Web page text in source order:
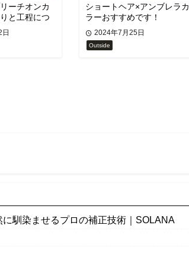
ーチオンカ
と工程につ
ショートヘア×アンブレラカ
ラーおすすめです！
2024年7月25日
Outside
馴染ませるプロの補正技術｜SOLANA